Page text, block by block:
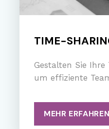
TIME-
Gestalten Sie Ihre
um effiziente
MEHR ERFAHREN